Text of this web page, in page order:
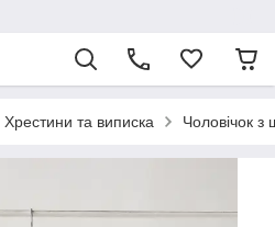
Хрестини та виписка Чоловічок